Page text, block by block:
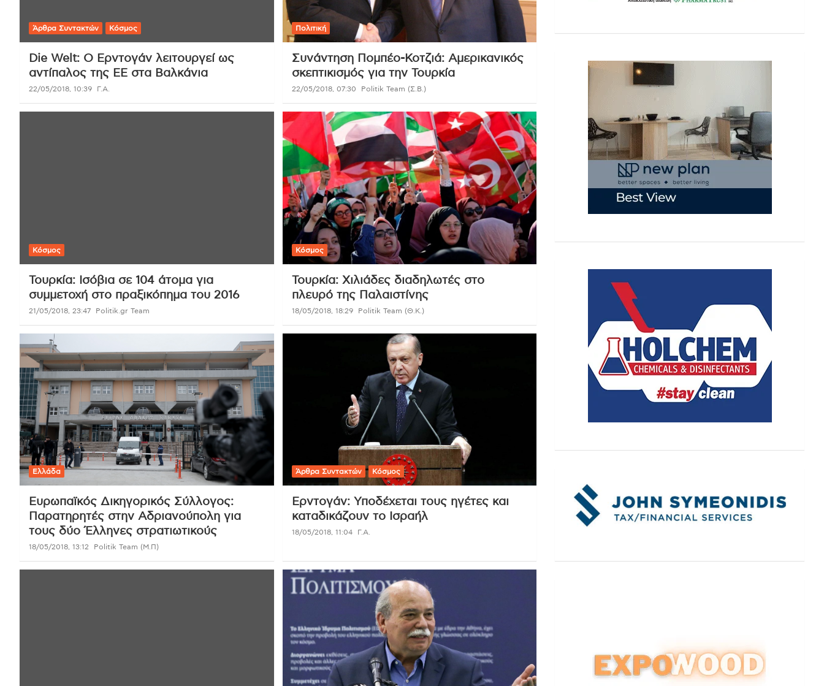
Άρθρα Συντακτών Κόσμος
Die Welt: O Ερντογάν λειτουργεί ως
αντίπαλος της ΕΕ στα Βαλκάνια
22/05/2018, 10:39 Γ.Α.
Πολιτική
Συνάντηση Πομπέο-Κοτζιά: Αμερικανικός
σκεπτικισμός για την Τουρκία
22/05/2018, 07:30 Politik Team (Σ.Β.)
Κόσμος
Τουρκία: Ισόβια σε 104 άτομα για
συμμετοχή στο πραξικόπημα του 2016
21/05/2018, 23:47 Politik.gr Team
Κόσμος
Τουρκία: Χιλιάδες διαδηλωτές στο
πλευρό της Παλαιστίνης
18/05/2018, 18:29 Politik Team (Θ.Κ.)
Ελλάδα
Ευρωπαϊκός Δικηγορικός Σύλλογος:
Παρατηρητές στην Αδριανούπολη για
τους δύο Έλληνες στρατιωτικούς
18/05/2018, 13:12 Politik Team (Μ.Π)
Άρθρα Συντακτών Κόσμος
Ερντογάν: Υποδέχεται τους ηγέτες και
καταδικάζουν το Ισραήλ
18/05/2018, 11:04 Γ.Α.